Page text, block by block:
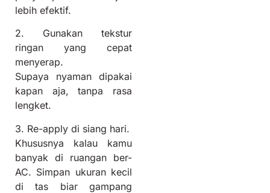
lebih efektif.
2. Gunakan tekstur
ringan yang cepat
menyerap.
Supaya nyaman dipakai
kapan aja, tanpa rasa
lengket.
3. Re-apply di siang hari.
Khususnya kalau kamu
banyak di ruangan ber-
AC. Simpan ukuran kecil
di tas biar gampang